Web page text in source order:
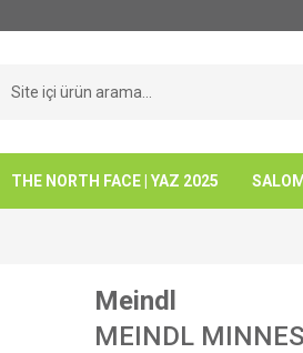
THE NORTH FACE | YAZ 2025
Meindl
MEINDL